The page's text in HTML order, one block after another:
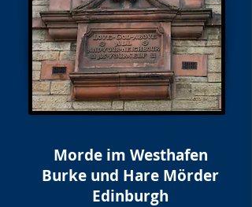
Morde im Westhafen
Burke und Hare Mörder
Edinburgh